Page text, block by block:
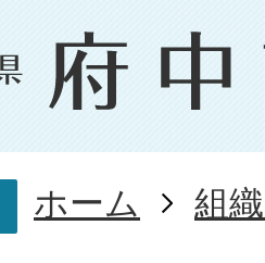
ホーム 組